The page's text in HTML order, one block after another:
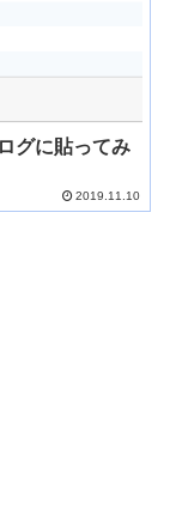
グに貼ってみ
2019.11.10